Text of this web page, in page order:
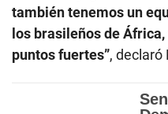
también tenemos un
los brasileños de
puntos fuertes”, declaró